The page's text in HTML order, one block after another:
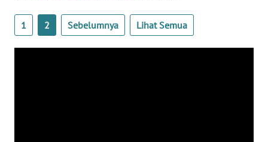
1 2 Sebelumnya Lihat Semua
WN
RIAU